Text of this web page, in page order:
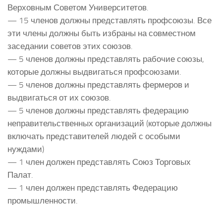
Верховным Советом Университетов.
— 15 членов должны представлять профсоюзы. Все
эти члены должны быть избраны на совместном
заседании советов этих союзов.
— 5 членов должны представлять рабочие союзы,
которые должны выдвигаться профсоюзами.
— 5 членов должны представлять фермеров и
выдвигаться от их союзов.
— 5 членов должны представлять федерацию
неправительственных организаций (которые должны
включать представителей людей с особыми
нуждами)
— 1 член должен представлять Союз Торговых
Палат.
— 1 член должен представлять Федерацию
промышленности.